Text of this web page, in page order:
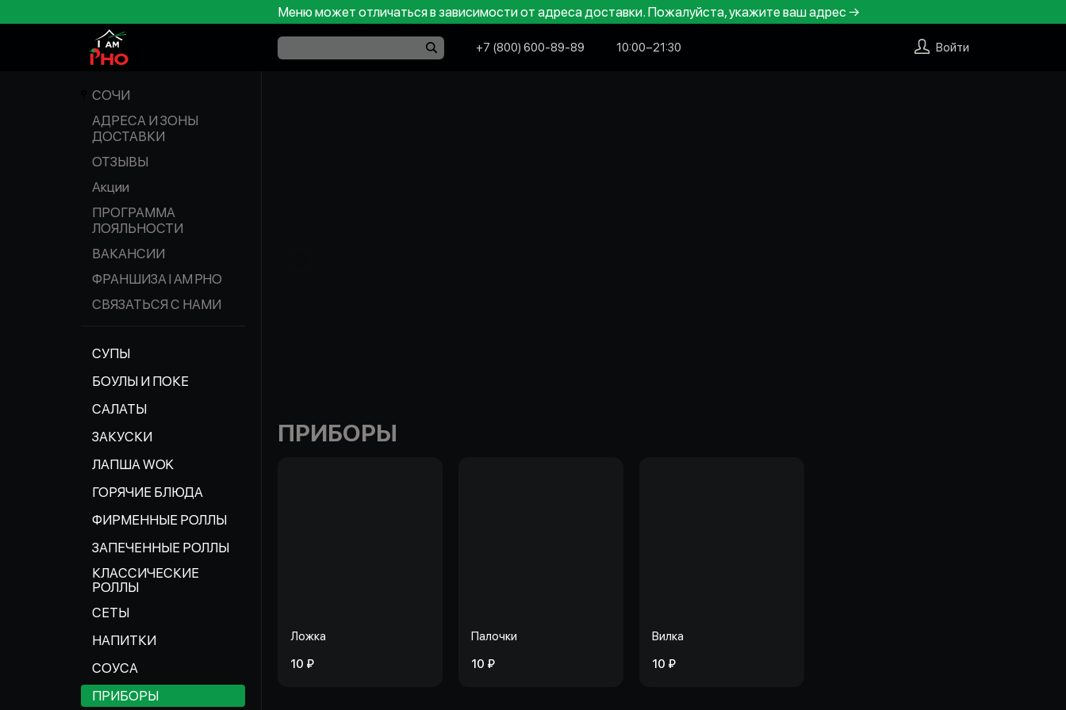
Меню может отличаться в зависимости от адреса доставки. Пожалуйста, укажите ваш адрес →
+7 (800) 600-89-89 10:00−21:30 Войти
СОЧИ
АДРЕСА И ЗОНЫ
ДОСТАВКИ
ОТЗЫВЫ
Акции
ПРОГРАММА
ЛОЯЛЬНОСТИ
ВАКАНСИИ
ФРАНШИЗА I AM PHO
СВЯЗАТЬСЯ С НАМИ
СУПЫ
БОУЛЫ И ПОКЕ
САЛАТЫ
ЗАКУСКИ
ЛАПША WOK
ГОРЯЧИЕ БЛЮДА
ФИРМЕННЫЕ РОЛЛЫ
ЗАПЕЧЕННЫЕ РОЛЛЫ
КЛАССИЧЕСКИЕ
РОЛЛЫ
СЕТЫ
НАПИТКИ
СОУСА
ПРИБОРЫ
ПРИБОРЫ
Ложка
10 ₽
Палочки
10 ₽
Вилка
10 ₽